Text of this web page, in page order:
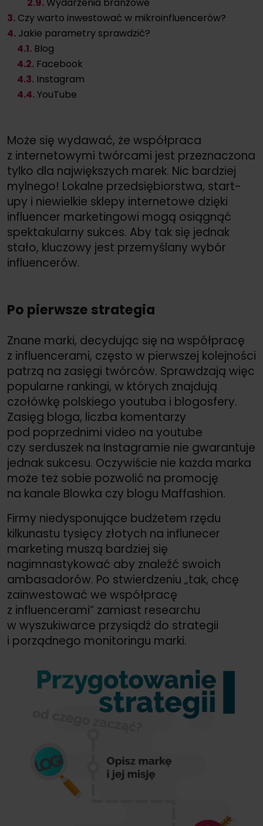
3. Czy warto inwestować w mikroinfluencerów?
4. Jakie parametry sprawdzić?
4.1. Blog
4.2. Facebook
4.3. Instagram
4.4.YouTube
Może się wydawać, że współpraca
z internetowymi twórcami jest przeznaczona
tylko dla największych marek. Nic bardziej
mylnego! Lokalne przedsiębiorstwa, start-
upy i niewielkie sklepy internetowe dzięki
influencer marketingowi mogą osiągnąć
spektakularny sukces. Aby tak się jednak
stało, kluczowy jest przemyślany wybór
influencerów.
Po pierwsze strategia
Znane marki, decydując się na współpracę
z influencerami, często w pierwszej kolejności
patrzą na zasięgi twórców. Sprawdzają więc
popularne rankingi, w których znajdują
czołówkę polskiego youtuba i blogosfery.
Zasięg bloga, liczba komentarzy
pod poprzednimi video na youtube
czy serduszek na Instagramie nie gwarantuje
jednak sukcesu. Oczywiście nie każda marka
może też sobie pozwolić na promocję
na kanale Blowka czy blogu Maffashion.
Firmy niedysponujące budżetem rzędu
kilkunastu tysięcy złotych na influnecer
marketing muszą bardziej się
nagimnastykować aby znaleźć swoich
ambasadorów. Po stwierdzeniu „tak, chcę
zainwestować we współpracę
z influencerami” zamiast researchu
w wyszukiwarce przysiądź do strategii
i porządnego monitoringu marki.